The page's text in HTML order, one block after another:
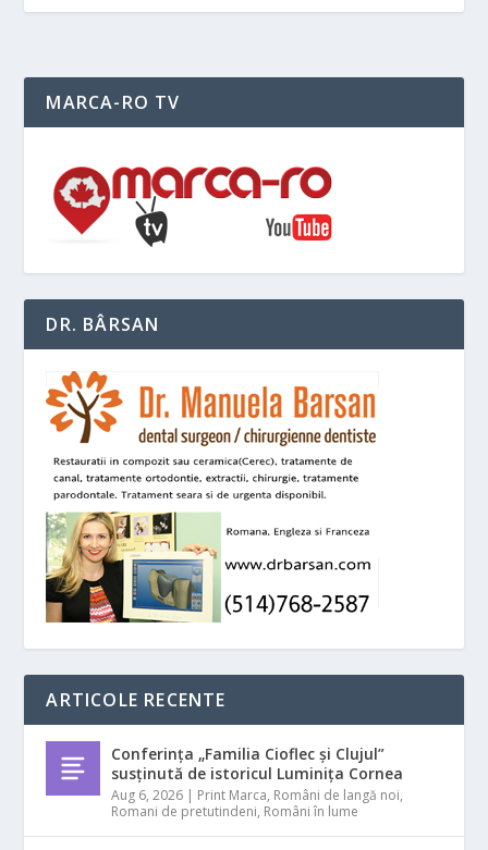
MARCA-RO TV
DR. BÂRSAN
ARTICOLE RECENTE
Conferința „Familia Cioflec și Clujul”
susținută de istoricul Luminița Cornea
Aug 6, 2026 | Print Marca, Români de langă noi,
Romani de pretutindeni, Români în lume